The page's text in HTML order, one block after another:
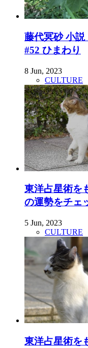
藤代冥砂 小
#52 ひまわり
8 Jun, 2023
CULTURE
東洋占星術を
の運勢をチェ
5 Jun, 2023
CULTURE
東洋占星術を